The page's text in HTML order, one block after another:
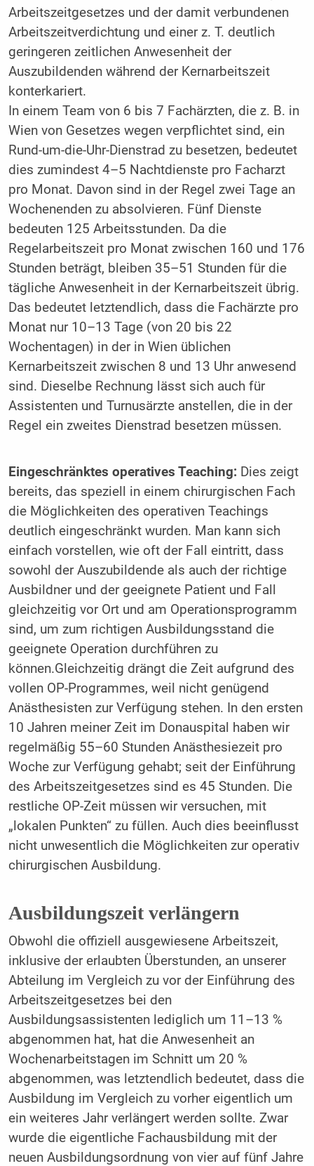
Arbeitszeitgesetzes und der damit verbundenen
Arbeitszeitverdichtung und einer z. T. deutlich
geringeren zeitlichen Anwesenheit der
Auszubildenden während der Kernarbeitszeit
konterkariert.
In einem Team von 6 bis 7 Fachärzten, die z. B. in
Wien von Gesetzes wegen verpflichtet sind, ein
Rund-um-die-Uhr-Dienstrad zu besetzen, bedeutet
dies zumindest 4–5 Nachtdienste pro Facharzt
pro Monat. Davon sind in der Regel zwei Tage an
Wochenenden zu absolvieren. Fünf Dienste
bedeuten 125 Arbeitsstunden. Da die
Regelarbeitszeit pro Monat zwischen 160 und 176
Stunden beträgt, bleiben 35–51 Stunden für die
tägliche Anwesenheit in der Kernarbeitszeit übrig.
Das bedeutet letztendlich, dass die Fachärzte pro
Monat nur 10–13 Tage (von 20 bis 22
Wochentagen) in der in Wien üblichen
Kernarbeitszeit zwischen 8 und 13 Uhr anwesend
sind. Dieselbe Rechnung lässt sich auch für
Assistenten und Turnusärzte anstellen, die in der
Regel ein zweites Dienstrad besetzen müssen.
Eingeschränktes operatives Teaching:Dies zeigt
bereits, das speziell in einem chirurgischen Fach
die Möglichkeiten des operativen Teachings
deutlich eingeschränkt wurden. Man kann sich
einfach vorstellen, wie oft der Fall eintritt, dass
sowohl der Auszubildende als auch der richtige
Ausbildner und der geeignete Patient und Fall
gleichzeitig vor Ort und am Operationsprogramm
sind, um zum richtigen Ausbildungsstand die
geeignete Operation durchführen zu
können.Gleichzeitig drängt die Zeit aufgrund des
vollen OP-Programmes, weil nicht genügend
Anästhesisten zur Verfügung stehen. In den ersten
10 Jahren meiner Zeit im Donauspital haben wir
regelmäßig 55–60 Stunden Anästhesiezeit pro
Woche zur Verfügung gehabt; seit der Einführung
des Arbeitszeitgesetzes sind es 45 Stunden. Die
restliche OP-Zeit müssen wir versuchen, mit
„lokalen Punkten“ zu füllen. Auch dies beeinflusst
nicht unwesentlich die Möglichkeiten zur operativ
chirurgischen Ausbildung.
Ausbildungszeit verlängern
Obwohl die offiziell ausgewiesene Arbeitszeit,
inklusive der erlaubten Überstunden, an unserer
Abteilung im Vergleich zu vor der Einführung des
Arbeitszeitgesetzes bei den
Ausbildungsassistenten lediglich um 11–13 %
abgenommen hat, hat die Anwesenheit an
Wochenarbeitstagen im Schnitt um 20 %
abgenommen, was letztendlich bedeutet, dass die
Ausbildung im Vergleich zu vorher eigentlich um
ein weiteres Jahr verlängert werden sollte. Zwar
wurde die eigentliche Fachausbildung mit der
neuen Ausbildungsordnung von vier auf fünf Jahre